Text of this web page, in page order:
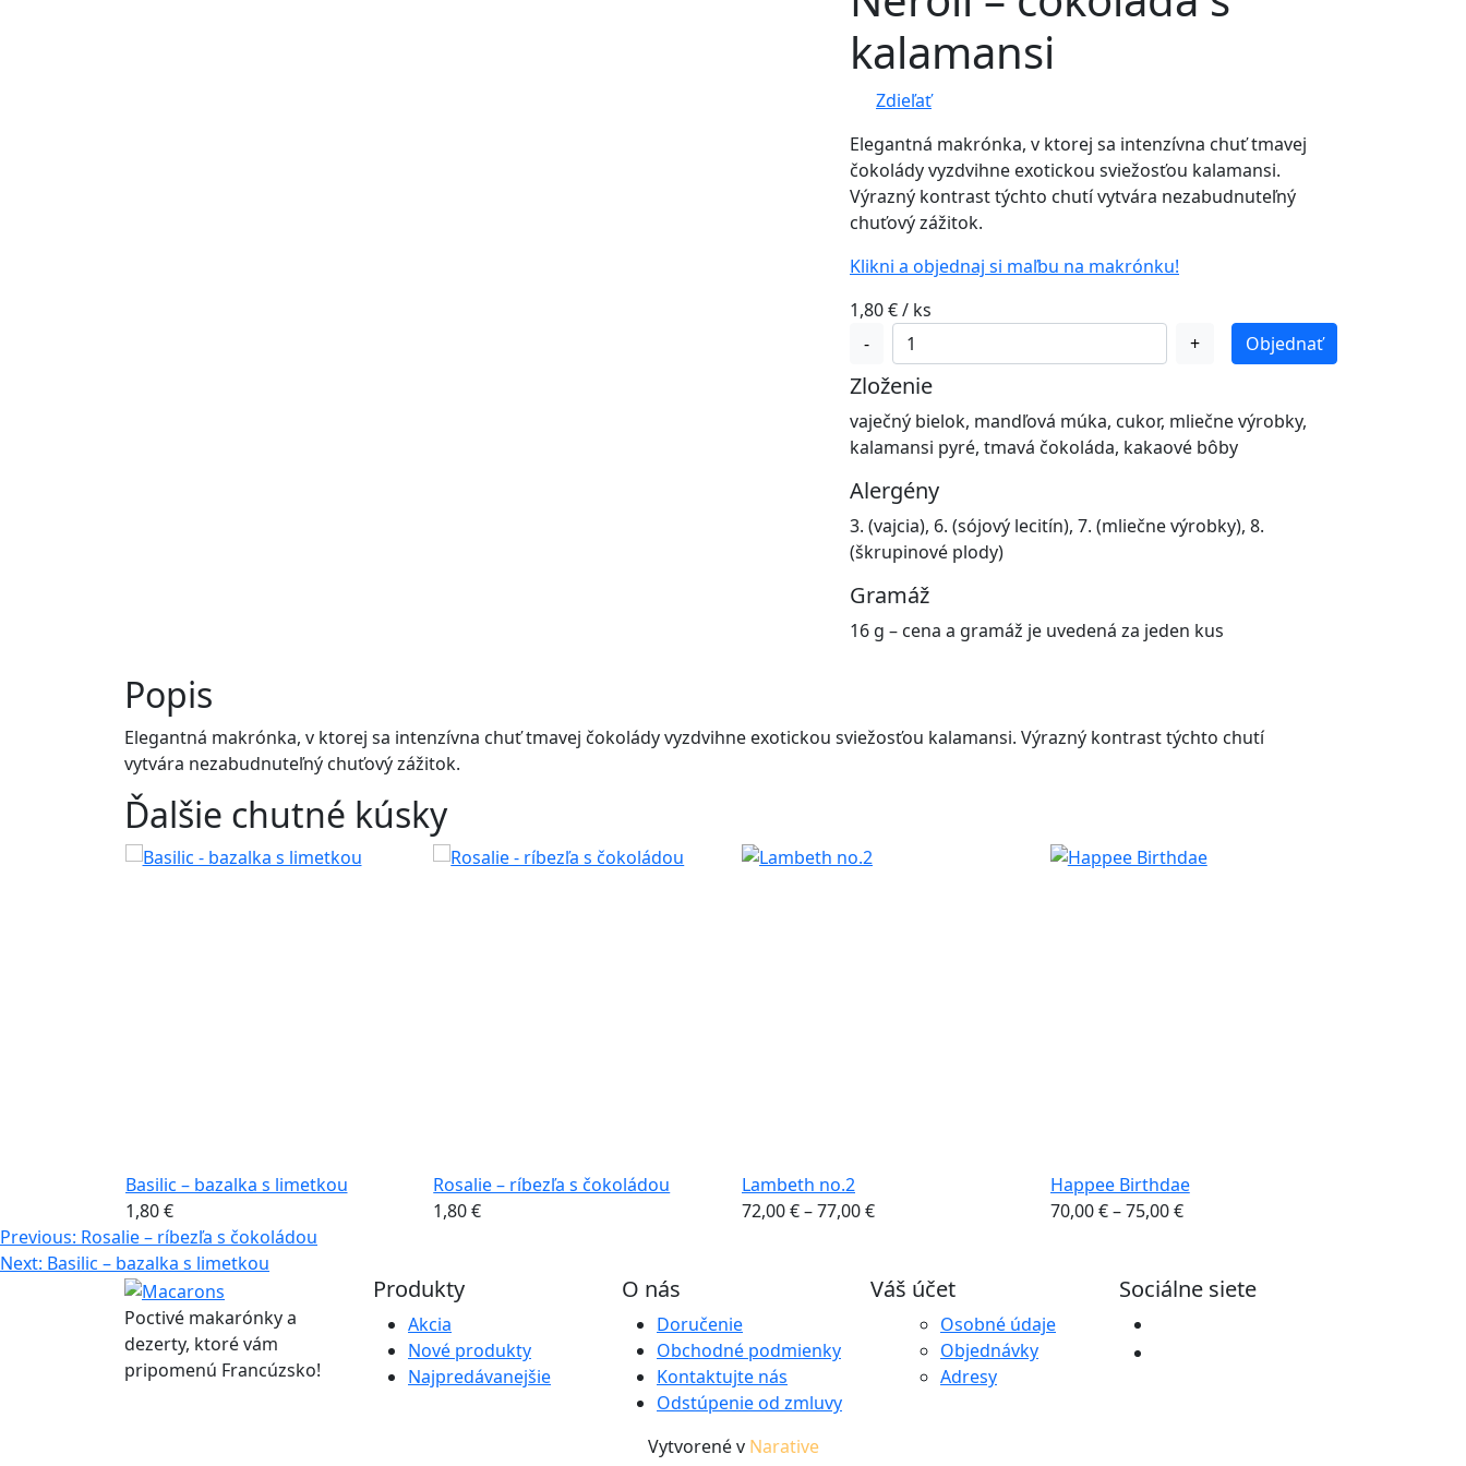
kalamansi
Zdieľať
Elegantná makrónka, v ktorej sa intenzívna chuť tmavej
čokolády vyzdvihne exotickou sviežosťou kalamansi.
Výrazný kontrast týchto chutí vytvára nezabudnuteľný
chuťový zážitok.
Klikni a objednaj si maľbu na makrónku!
1,80€/ ks
-
množstvo
Néroli
-
čokoláda
s
kalamansi
+ Objednať
Zloženie
vaječný bielok, mandľová múka, cukor, mliečne výrobky,
kalamansi pyré, tmavá čokoláda, kakaové bôby
Alergény
3. (vajcia), 6. (sójový lecitín), 7. (mliečne výrobky), 8.
(škrupinové plody)
Gramáž
16 g – cena a gramáž je uvedená za jeden kus
Popis
Elegantná makrónka, v ktorej sa intenzívna chuť tmavej čokolády vyzdvihne exotickou sviežosťou kalamansi. Výrazný kontrast týchto chutí
vytvára nezabudnuteľný chuťový zážitok.
Ďalšie chutné kúsky
Basilic – bazalka s limetkou
1,80€
Rosalie – ríbezľa s čokoládou
1,80€
Lambeth no.2
72,00€–77,00€Price
through
Happee Birthdae
70,00€–75,00€Price
through
Navigácia
v
Previous: Rosalie – ríbezľa s čokoládou
Next: Basilic – bazalka s limetkou
Poctivé makarónky a
dezerty, ktoré vám
pripomenú Francúzsko!
Produkty
Akcia
Nové produkty
Najpredávanejšie
O nás
Doručenie
Obchodné podmienky
Kontaktujte nás
Odstúpenie od zmluvy
Váš účet
Osobné údaje
Objednávky
Adresy
Sociálne siete
Vytvorené v Narative